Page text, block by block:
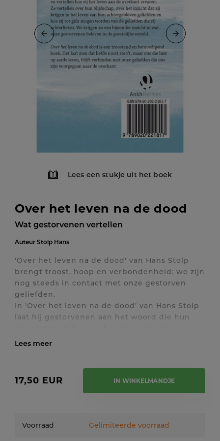
Lees een stukje uit het boek
Over het leven na de dood
Wat gestorvenen vertellen
Auteur Stolp Hans
'Over het leven na de dood' van Hans Stolp
brengt troost, hoop en verbondenheid: we zijn
nog steeds in contact met onze gestorven
geliefden.
In ‘Over het leven na de dood’ van Hans Stolp
laat hij gestorvenen aan het woord die hun
overkant. Steeds vaker geven gestorven
volledig van elkaar scheidde, begint langzaam
open te gaan. Hierdoor kunnen steeds meer
De gestorvenen spreken over hun blijdschap,
17,50 EUR IN WINKELMANDJE
Voorraad Gelimiteerde voorraad